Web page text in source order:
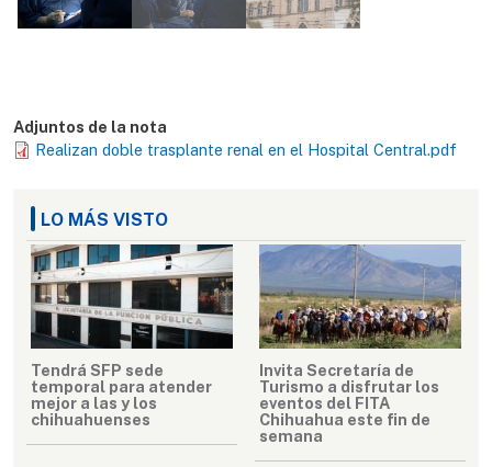
Adjuntos de la nota
Realizan doble trasplante renal en el Hospital Central.pdf
LO MÁS VISTO
Tendrá SFP sede
temporal para atender
mejor a las y los
chihuahuenses
Invita Secretaría de
Turismo a disfrutar los
eventos del FITA
Chihuahua este fin de
semana